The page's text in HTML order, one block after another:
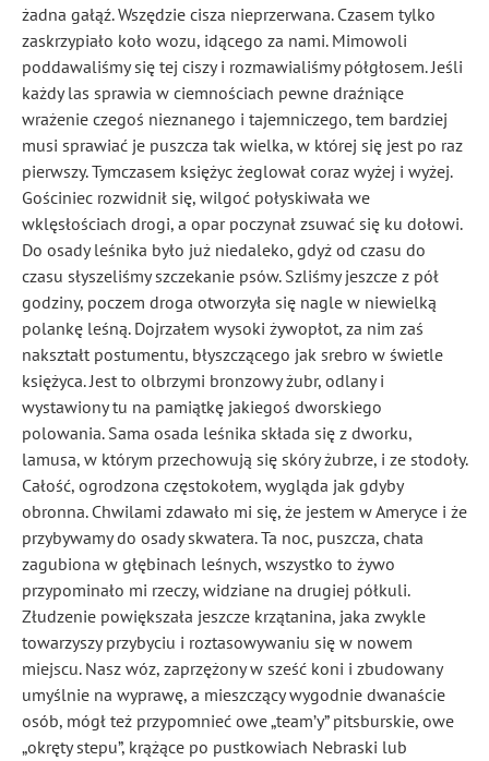
żadna gałąź. Wszędzie cisza nieprzerwana. Czasem tylko
zaskrzypiało koło wozu, idącego za nami. Mimowoli
poddawaliśmy się tej ciszy i rozmawialiśmy półgłosem. Jeśli
każdy las sprawia w ciemnościach pewne draźniące
wrażenie czegoś nieznanego i tajemniczego, tem bardziej
musi sprawiać je puszcza tak wielka, w której się jest po raz
pierwszy. Tymczasem księżyc żeglował coraz wyżej i wyżej.
Gościniec rozwidnił się, wilgoć połyskiwała we
wklęsłościach drogi, a opar poczynał zsuwać się ku dołowi.
Do osady leśnika było już niedaleko, gdyż od czasu do
czasu słyszeliśmy szczekanie psów. Szliśmy jeszcze z pół
godziny, poczem droga otworzyła się nagle w niewielką
polankę leśną. Dojrzałem wysoki żywopłot, za nim zaś
nakształt postumentu, błyszczącego jak srebro w świetle
księżyca. Jest to olbrzymi bronzowy żubr, odlany i
wystawiony tu na pamiątkę jakiegoś dworskiego
polowania. Sama osada leśnika składa się z dworku,
lamusa, w którym przechowują się skóry żubrze, i ze stodoły.
Całość, ogrodzona częstokołem, wygląda jak gdyby
obronna. Chwilami zdawało mi się, że jestem w Ameryce i że
przybywamy do osady skwatera. Ta noc, puszcza, chata
zagubiona w głębinach leśnych, wszystko to żywo
przypominało mi rzeczy, widziane na drugiej półkuli.
Złudzenie powiększała jeszcze krzątanina, jaka zwykle
towarzyszy przybyciu i roztasowywaniu się w nowem
miejscu. Nasz wóz, zaprzężony w sześć koni i zbudowany
umyślnie na wyprawę, a mieszczący wygodnie dwanaście
osób, mógł też przypomnieć owe „team’y”pitsburskie, owe
„okręty stepu”, krążące po pustkowiach Nebraski lub